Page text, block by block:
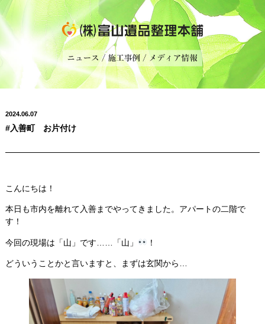
2024.06.07
#入善町 お片付け
こんにちは！
本日も市内を離れて入善までやってきました。アパートの二階で
す！
今回の現場は「山」です……「山」 ！
どういうことかと言いますと、まずは玄関から…